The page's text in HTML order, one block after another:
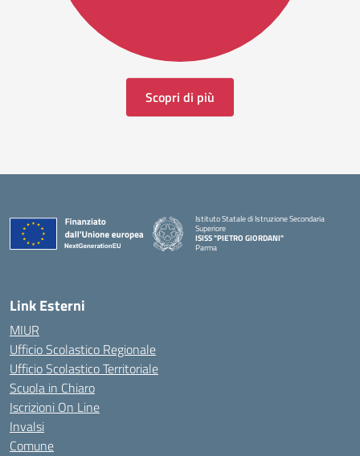
Scopri di più
Istituto Statale di Istruzione Secondaria
Superiore
ISISS "PIETRO GIORDANI"
Parma
Link Esterni
MIUR
Ufficio Scolastico Regionale
Ufficio Scolastico Territoriale
Scuola in Chiaro
Iscrizioni On Line
Invalsi
Comune